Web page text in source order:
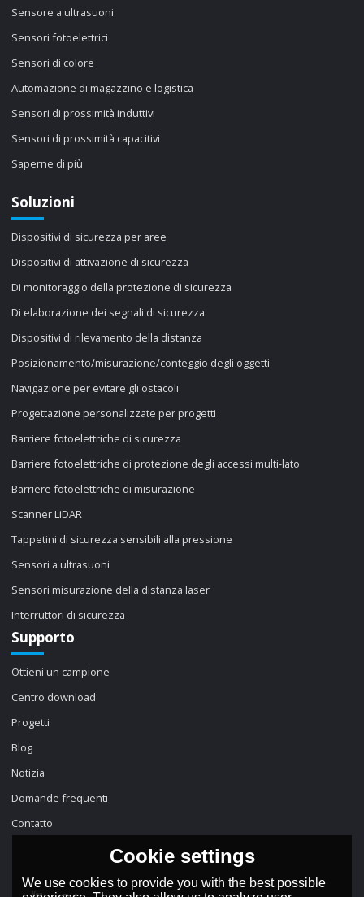
Sensore a ultrasuoni
Sensori fotoelettrici
Sensori di colore
Automazione di magazzino e logistica
Sensori di prossimità induttivi
Sensori di prossimità capacitivi
Saperne di più
Soluzioni
Dispositivi di sicurezza per aree
Dispositivi di attivazione di sicurezza
Di monitoraggio della protezione di sicurezza
Di elaborazione dei segnali di sicurezza
Dispositivi di rilevamento della distanza
Posizionamento/misurazione/conteggio degli oggetti
Navigazione per evitare gli ostacoli
Progettazione personalizzate per progetti
Barriere fotoelettriche di sicurezza
Barriere fotoelettriche di protezione degli accessi multi-lato
Barriere fotoelettriche di misurazione
Scanner LiDAR
Tappetini di sicurezza sensibili alla pressione
Sensori a ultrasuoni
Sensori misurazione della distanza laser
Interruttori di sicurezza
Supporto
Ottieni un campione
Centro download
Progetti
Blog
Notizia
Domande frequenti
Contatto
Cookie settings
We use cookies to provide you with the best possible